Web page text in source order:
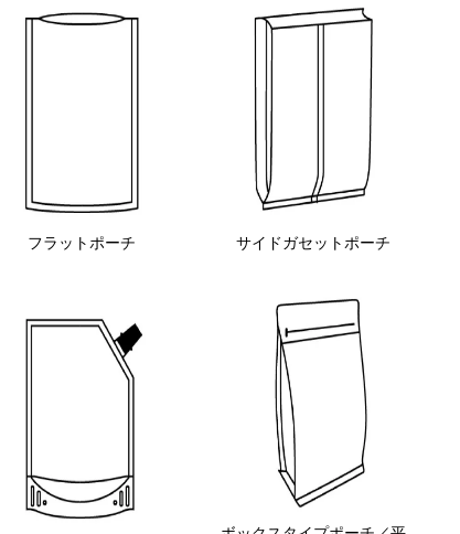
フラットポーチ サイドガセットポーチ